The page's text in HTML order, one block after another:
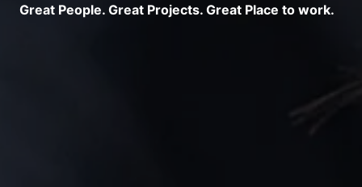
Great People. Great Projects. Great Place to work.